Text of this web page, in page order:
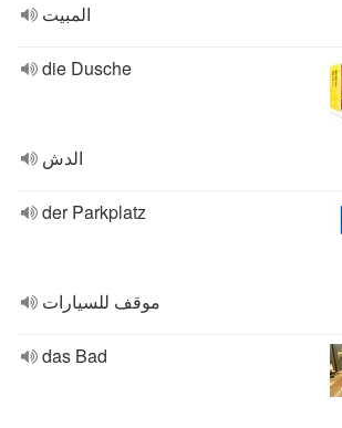
المبيت
die Dusche
الدش
der Parkplatz
موقف للسيارات
das Bad